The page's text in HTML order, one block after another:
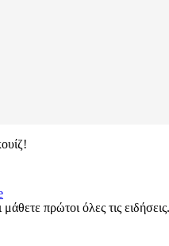
μάθετε πρώτοι όλες τις ειδήσεις.